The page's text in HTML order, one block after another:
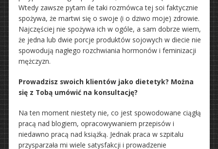
Wtedy zawsze pytam ile taki rozmówca tej soi faktycznie
spożywa, że martwi się o swoje (i o dziwo moje) zdrowie.
Najczęściej nie spożywa ich w ogóle, a sam dobrze wiem,
że jedna lub dwie porcje produktów sojowych w diecie nie
spowodują nagłego rozchwiania hormonów i feminizacji
mężczyzn.
Prowadzisz swoich klientów jako dietetyk? Można
się z Tobą umówić na konsultację?
Na ten moment niestety nie, co jest spowodowane ciągłą
pracą nad blogiem, opracowywaniem przepisów i
niedawno pracą nad książką. Jednak praca w szpitalu
przysparzała mi wiele satysfakcji i prowadzenie